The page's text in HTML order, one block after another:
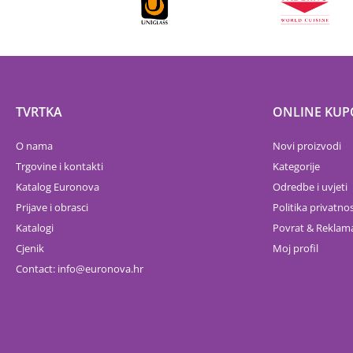
TVRTKA
O nama
Trgovine i kontakti
Katalog Euronova
Prijave i obrasci
Katalogi
Cjenik
Contact: info euronova.hr
ONLINE
Novi proizvodi
Kategorije
Odredbe i uvjeti
Politika
Povrat &
Moj profil